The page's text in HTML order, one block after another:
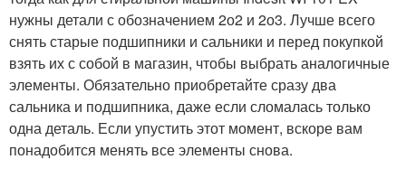
нужны детали с обозначением 2о2 и 2о3. Лучше всего
снять старые подшипники и сальники и перед покупкой
взять их с собой в магазин, чтобы выбрать аналогичные
элементы. Обязательно приобретайте сразу два
сальника и подшипника, даже если сломалась только
одна деталь. Если упустить этот момент, вскоре вам
понадобится менять все элементы снова.